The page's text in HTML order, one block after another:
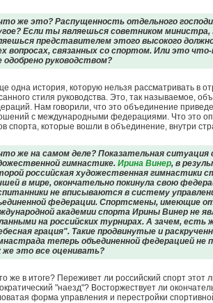
же это? Распущенность отдельного
Если ты являешься советником
представителем этого высокого
вопросах, связанных со спортом. Или это
одобрено руководством?
одна история, которую нельзя рассматривать в
стиля руководства. Это, так называемое,
Нам говорили, что это объединение
с международными федерациями. Что это
спорта, которые вошли в объединение, внутри
же на самом деле? Показательная ситуация
гимнастике. Ирина Винер, в
российская художественная гимнастики
в мире, окончательно покинула свою
не вписываются в систему
федерации. Спортсмены, имеющие
академии спорта Ирины Винер не
на российских турнирах. А зачем, есть
грация". Такие продвинутые и
теперь объединенной федерацией не
же это все оценивать?
же в итоге? Переживет ли российский спорт этот
"наезд"? Восторжествует ли
форма управления и перестройки